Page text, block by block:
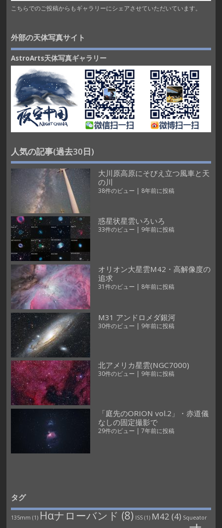
こちらでのご投稿からもギャラリーにシェアさせていただいています。
外部の天体写真サイト
AstroArts天体写真ギャラリー
人気の記事(過去30日)
大川原高原にそびえ立つ風車と天
の川
38件のビュー | 8年前に投稿
惑星状星雲いろいろ
33件のビュー 9年前に投稿
オリオン大星雲M42・高解像度の
追求
31件のビュー | 8年前に投稿
M31 アンドロメダ銀河
30件のビュー | 9年前に投稿
北アメリカ星雲(NGC7000)
30件のビュー | 9年前に投稿
「庭先のORION vol.2」・赤道儀
なしの固定撮影で
29件のビュー | 7年前に投稿
タグ
135mm (1) Hαナローバンド (8) ISS(1) M42 (4) Squeator